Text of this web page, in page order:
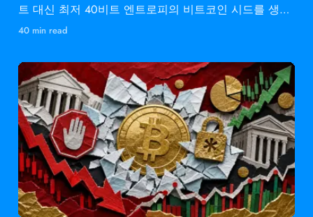
트 대신 최저 40비트 엔트로피의 비트코인 시드를 생성
했습니다.
40 min read